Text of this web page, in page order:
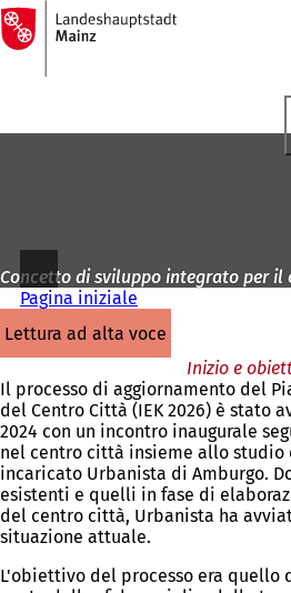
Vai al contenuto
Alla
pagina
iniziale
Concetto di sviluppo integrato per il
Pagina iniziale
lettura ad alta voce
Inizio e
Il processo di aggiornamento del
del Centro Città (IEK 2026) è stato
2024 con un incontro inaugurale
nel centro città insieme allo studio
incaricato Urbanista di Amburgo.
esistenti e quelli in fase di
del centro città, Urbanista ha
situazione attuale.
L'obiettivo del processo era quello